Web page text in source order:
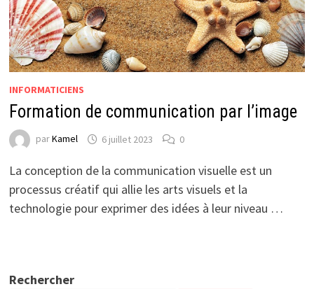
INFORMATICIENS
Formation de communication par l’image
parKamel 6 juillet 2023 0
La conception de la communication visuelle est un
processus créatif qui allie les arts visuels et la
technologie pour exprimer des idées à leur niveau …
Rechercher